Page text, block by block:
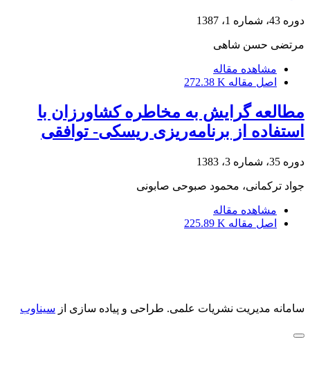
دوره 43، شماره 1، 1387
مرتضی حسن شاهی
مشاهده مقاله
اصل مقاله 272.38 K
مطالعه گرایش به مخاطره کشاورزان با
استفاده از برنامه‌ریزی ریسکی- توافقی
دوره 35، شماره 3، 1383
جواد ترکمانی، محمود صبوحی صابونی
مشاهده مقاله
اصل مقاله 225.89 K
سامانه مدیریت نشریات علمی. طراحی و پیاده سازی از سیناوب